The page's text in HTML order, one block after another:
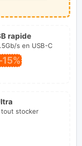
rapide
s en USB-C
15%
tout stocker